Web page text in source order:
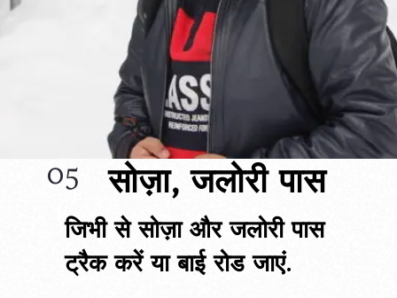
05 सोज़ा, जलोरी पास
जिभी से सोज़ा और जलोरी पास
ट्रैक करें या बाई रोड जाएं.